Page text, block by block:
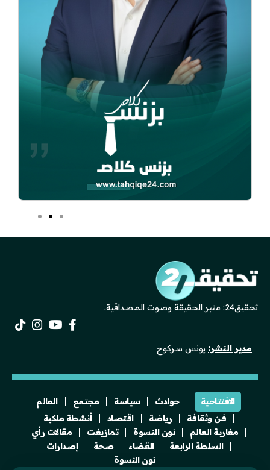
تحقيق24: منبر الحقيقة وصوت المصداقية.
مدير النشر: يونس سركوح
الافتتاحية حوادث سياسة مجتمع
العالم
فن وثقافة
رياضة اقتصاد
أنشطة ملكية
مغاربة العالم
نون النسوة تمازيغت
مقالات رأي
السلطة الرابعة
القضاء صحة
إصدارات
نون النسوة